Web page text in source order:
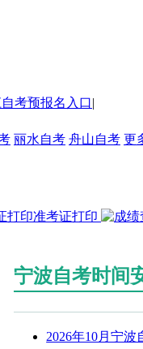
考预报名入口|
丽水自考 舟山自考 更
准考证打印
宁波自考时间
2026年10月宁